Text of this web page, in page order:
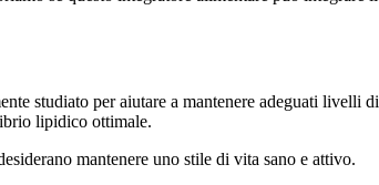
studiato per aiutare a mantenere adeguati
lipidico ottimale.
mantenere uno stile di vita sano e attivo.